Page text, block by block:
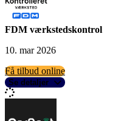
FDM værkstedskontrol
10. mar 2026
Få tilbud online
Se detaljer